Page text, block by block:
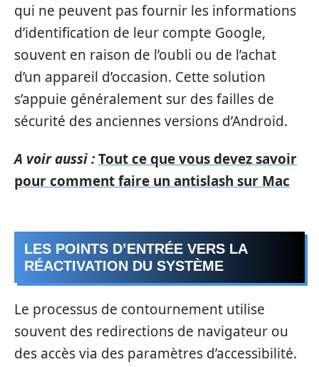
qui ne peuvent pas fournir les informations
d’identification de leur compte Google,
souvent en raison de l’oubli ou de l’achat
d’un appareil d’occasion. Cette solution
s’appuie généralement sur des failles de
sécurité des anciennes versions d’Android.
A voir aussi :Tout ce que vous devez savoir
pour comment faire un antislash sur Mac
LES POINTS D’ENTRÉE VERS LA
RÉACTIVATION DU SYSTÈME
Le processus de contournement utilise
souvent des redirections de navigateur ou
des accès via des paramètres d’accessibilité.